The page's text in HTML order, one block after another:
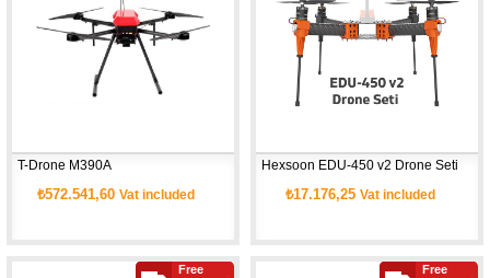
T-Drone M390A
₺572.541,60Vat included
Hexsoon EDU-450 v2 Drone Seti
₺17.176,25 Vat included
Free
Free